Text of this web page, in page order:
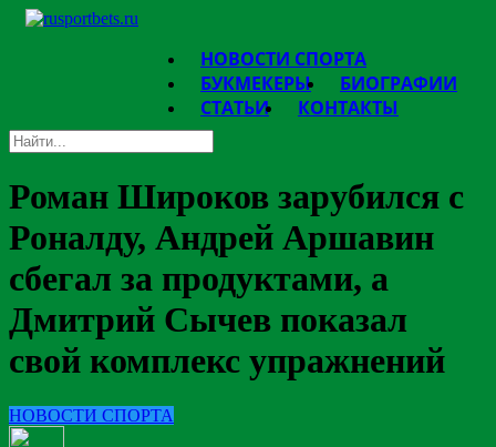
НОВОСТИ СПОРТА
БУКМЕКЕРЫ
БИОГРАФИИ
СТАТЬИ
КОНТАКТЫ
Роман Широков зарубился с
Роналду, Андрей Аршавин
сбегал за продуктами, а
Дмитрий Сычев показал
свой комплекс упражнений
НОВОСТИ СПОРТА